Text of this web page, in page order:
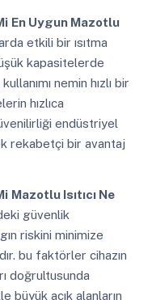
En Uygun Mazotlu
etkili bir ısıtma
kapasitelerde
nemin hızlı bir
hızlıca
endüstriyel
rekabetçi bir avantaj
Mazotlu Isıtıcı Ne
güvenlik
riskini minimize
bu faktörler cihazın
doğrultusunda
büyük açık alanların